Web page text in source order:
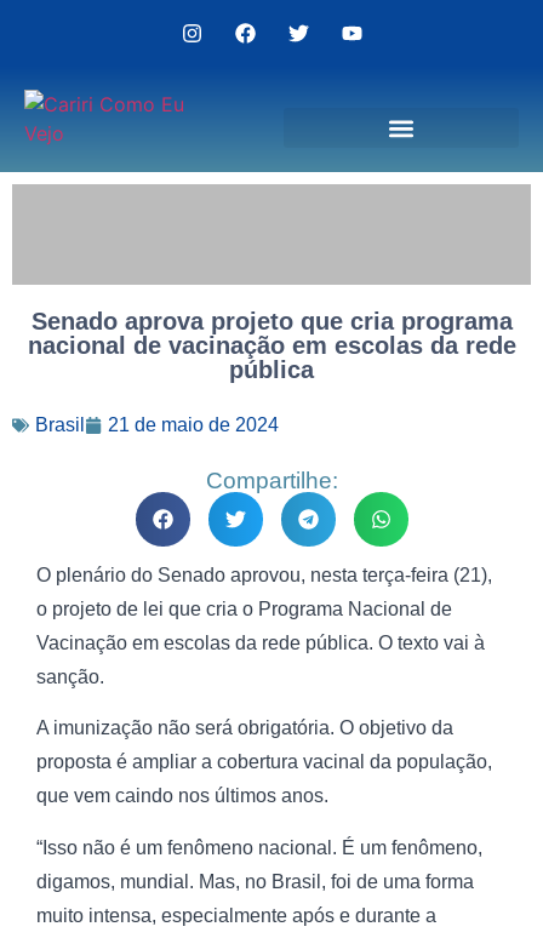
Senado aprova projeto que cria programa
nacional de vacinação em escolas da rede
pública
Brasil 21 de maio de 2024
Compartilhe:
O plenário do Senado aprovou, nesta terça-feira (21),
o projeto de lei que cria o Programa Nacional de
Vacinação em escolas da rede pública. O texto vai à
sanção.
A imunização não será obrigatória. O objetivo da
proposta é ampliar a cobertura vacinal da população,
que vem caindo nos últimos anos.
“Isso não é um fenômeno nacional. É um fenômeno,
digamos, mundial. Mas, no Brasil, foi de uma forma
muito intensa, especialmente após e durante a